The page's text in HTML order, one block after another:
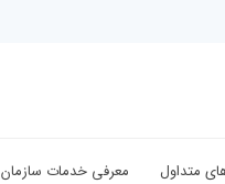
متداول معرفی خدمات سازمان